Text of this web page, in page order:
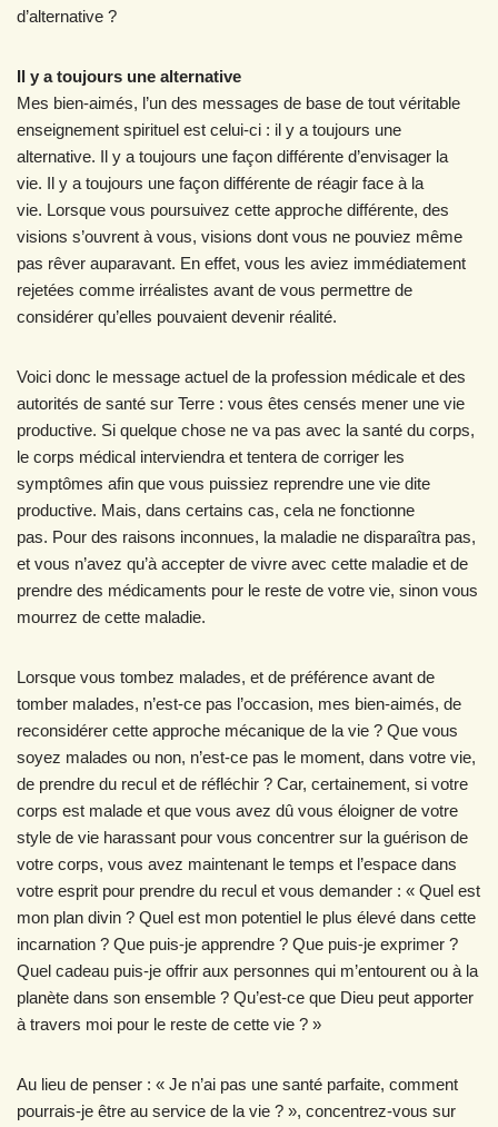
d’alternative ?
Il y a toujours une alternative
Mes bien-aimés, l’un des messages de base de tout véritable
enseignement spirituel est celui-ci : il y a toujours une
alternative. Il y a toujours une façon différente d’envisager la
vie. Il y a toujours une façon différente de réagir face à la
vie. Lorsque vous poursuivez cette approche différente, des
visions s’ouvrent à vous, visions dont vous ne pouviez même
pas rêver auparavant. En effet, vous les aviez immédiatement
rejetées comme irréalistes avant de vous permettre de
considérer qu’elles pouvaient devenir réalité.
Voici donc le message actuel de la profession médicale et des
autorités de santé sur Terre : vous êtes censés mener une vie
productive. Si quelque chose ne va pas avec la santé du corps,
le corps médical interviendra et tentera de corriger les
symptômes afin que vous puissiez reprendre une vie dite
productive. Mais, dans certains cas, cela ne fonctionne
pas. Pour des raisons inconnues, la maladie ne disparaîtra pas,
et vous n’avez qu’à accepter de vivre avec cette maladie et de
prendre des médicaments pour le reste de votre vie, sinon vous
mourrez de cette maladie.
Lorsque vous tombez malades, et de préférence avant de
tomber malades, n’est-ce pas l’occasion, mes bien-aimés, de
reconsidérer cette approche mécanique de la vie ? Que vous
soyez malades ou non, n’est-ce pas le moment, dans votre vie,
de prendre du recul et de réfléchir ? Car, certainement, si votre
corps est malade et que vous avez dû vous éloigner de votre
style de vie harassant pour vous concentrer sur la guérison de
votre corps, vous avez maintenant le temps et l’espace dans
votre esprit pour prendre du recul et vous demander : « Quel est
mon plan divin ? Quel est mon potentiel le plus élevé dans cette
incarnation ? Que puis-je apprendre ? Que puis-je exprimer ?
Quel cadeau puis-je offrir aux personnes qui m’entourent ou à la
planète dans son ensemble ? Qu’est-ce que Dieu peut apporter
à travers moi pour le reste de cette vie ? »
Au lieu de penser : « Je n’ai pas une santé parfaite, comment
pourrais-je être au service de la vie ? », concentrez-vous sur